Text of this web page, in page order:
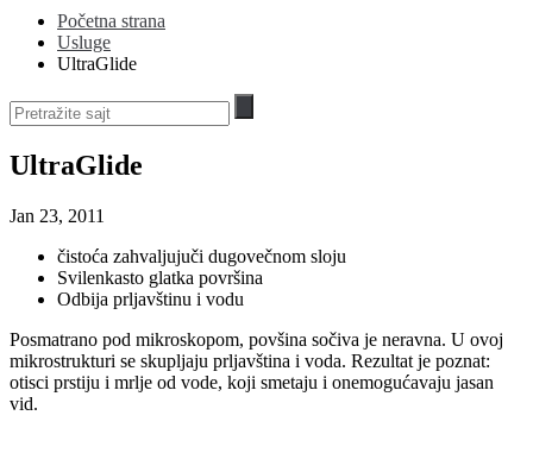
Početna strana
Usluge
UltraGlide
UltraGlide
Jan 23, 2011
čistoća zahvaljujuči dugovečnom sloju
Svilenkasto glatka površina
Odbija prljavštinu i vodu
Posmatrano pod mikroskopom, povšina sočiva je neravna. U ovoj
mikrostrukturi se skupljaju prljavština i voda. Rezultat je poznat:
otisci prstiju i mrlje od vode, koji smetaju i onemogućavaju jasan
vid.